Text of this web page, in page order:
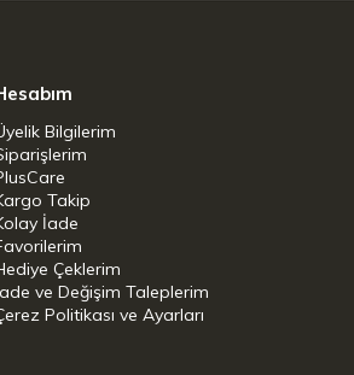
Bilgilerim
Takip
İade
Çeklerim
ve Değişim Taleplerim
Politikası ve Ayarları